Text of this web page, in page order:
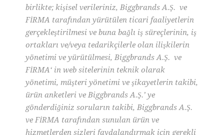
birlikte; kişisel verileriniz, Biggbrands A.Ş. ve
FİRMA tarafından yürütülen ticari faaliyetlerin
gerçekleştirilmesi ve buna bağlı iş süreçlerinin, iş
ortakları ve/veya tedarikçilerle olan ilişkilerin
yönetimi ve yürütülmesi, Biggbrands A.Ş. ve
FİRMA‘ in web sitelerinin teknik olarak
yönetimi, müşteri yönetimi ve şikayetlerin takibi,
ürün anketleri ve Biggbrands A.Ş.’ ye
gönderdiğiniz soruların takibi, Biggbrands A.Ş.
ve FİRMA tarafından sunulan ürün ve
hizmetlerden sizleri faydalandırmak için gerekli